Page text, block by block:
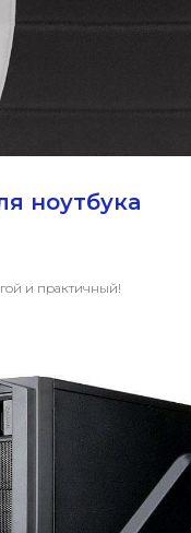
ноутбука
и практичный!